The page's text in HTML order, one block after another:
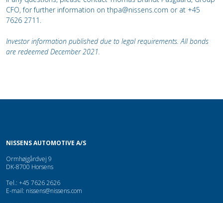
CFO, for further information on thpa@nissens.com or at +45
7626 2711.
Investor information published due to legal requirements. All bonds
are redeemed December 2021.
NISSENS AUTOMOTIVE A/S
Ormhøjgårdvej 9
DK-8700 Horsens
Tel.: +45 7626 2626
E-mail: nissens@nissens.com